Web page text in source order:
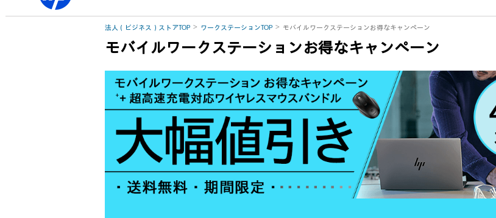
法人（ビジネス）ストアTOP ワークステーションTOP モバイルワークステーションお得なキャンペーン
モバイルワークステーションお得なキャンペーン